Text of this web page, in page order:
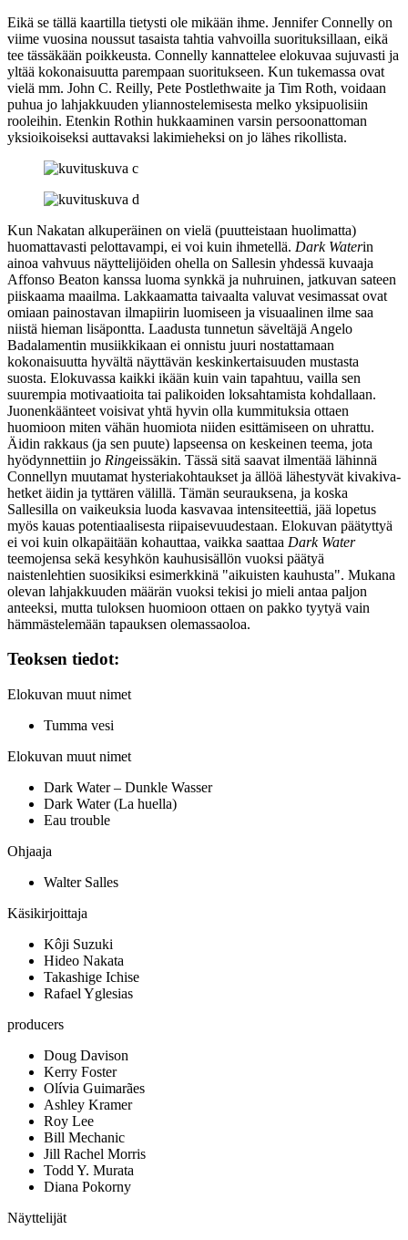
Eikä se tällä kaartilla tietysti ole mikään ihme. Jennifer Connelly on
viime vuosina noussut tasaista tahtia vahvoilla suorituksillaan, eikä
tee tässäkään poikkeusta. Connelly kannattelee elokuvaa sujuvasti ja
yltää kokonaisuutta parempaan suoritukseen. Kun tukemassa ovat
vielä mm. John C. Reilly, Pete Postlethwaite ja Tim Roth, voidaan
puhua jo lahjakkuuden yliannostelemisesta melko yksipuolisiin
rooleihin. Etenkin Rothin hukkaaminen varsin persoonattoman
yksioikoiseksi auttavaksi lakimieheksi on jo lähes rikollista.
Kun Nakatan alkuperäinen on vielä (puutteistaan huolimatta)
huomattavasti pelottavampi, ei voi kuin ihmetellä. Dark Waterin
ainoa vahvuus näyttelijöiden ohella on Sallesin yhdessä kuvaaja
Affonso Beaton kanssa luoma synkkä ja nuhruinen, jatkuvan sateen
piiskaama maailma. Lakkaamatta taivaalta valuvat vesimassat ovat
omiaan painostavan ilmapiirin luomiseen ja visuaalinen ilme saa
niistä hieman lisäpontta. Laadusta tunnetun säveltäjä Angelo
Badalamentin musiikkikaan ei onnistu juuri nostattamaan
kokonaisuutta hyvältä näyttävän keskinkertaisuuden mustasta
suosta. Elokuvassa kaikki ikään kuin vain tapahtuu, vailla sen
suurempia motivaatioita tai palikoiden loksahtamista kohdallaan.
Juonenkäänteet voisivat yhtä hyvin olla kummituksia ottaen
huomioon miten vähän huomiota niiden esittämiseen on uhrattu.
Äidin rakkaus (ja sen puute) lapseensa on keskeinen teema, jota
hyödynnettiin jo Ringeissäkin. Tässä sitä saavat ilmentää lähinnä
Connellyn muutamat hysteriakohtaukset ja ällöä lähestyvät kivakiva-
hetket äidin ja tyttären välillä. Tämän seurauksena, ja koska
Sallesilla on vaikeuksia luoda kasvavaa intensiteettiä, jää lopetus
myös kauas potentiaalisesta riipaisevuudestaan. Elokuvan päätyttyä
ei voi kuin olkapäitään kohauttaa, vaikka saattaa Dark Water
teemojensa sekä kesyhkön kauhusisällön vuoksi päätyä
naistenlehtien suosikiksi esimerkkinä "aikuisten kauhusta". Mukana
olevan lahjakkuuden määrän vuoksi tekisi jo mieli antaa paljon
anteeksi, mutta tuloksen huomioon ottaen on pakko tyytyä vain
hämmästelemään tapauksen olemassaoloa.
Teoksen tiedot:
Elokuvan muut nimet
Tumma vesi
Elokuvan muut nimet
Dark Water – Dunkle Wasser
Dark Water (La huella)
Eau trouble
Ohjaaja
Walter Salles
Käsikirjoittaja
Kôji Suzuki
Hideo Nakata
Takashige Ichise
Rafael Yglesias
producers
Doug Davison
Kerry Foster
Olívia Guimarães
Ashley Kramer
Roy Lee
Bill Mechanic
Jill Rachel Morris
Todd Y. Murata
Diana Pokorny
Näyttelijät